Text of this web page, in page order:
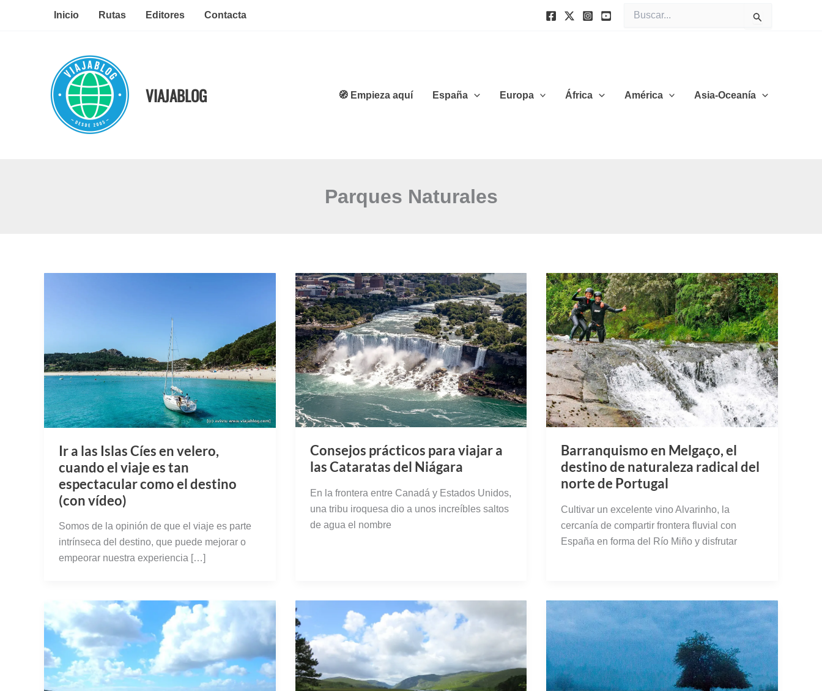
Inicio Rutas Editores Contacta
por:
VIAJABLOG 🧭 Empieza aquí España Europa África América Asia-Oceanía
Parques Naturales
Ir a las Islas Cíes en velero,
cuando el viaje es tan
espectacular como el destino
(con vídeo)
Somos de la opinión de que el viaje es parte
intrínseca del destino, que puede mejorar o
empeorar nuestra experiencia […]
Consejos prácticos para viajar a
las Cataratas del Niágara
En la frontera entre Canadá y Estados Unidos,
una tribu iroquesa dio a unos increíbles saltos
de agua el nombre
Barranquismo en Melgaço, el
destino de naturaleza radical del
norte de Portugal
Cultivar un excelente vino Alvarinho, la
cercanía de compartir frontera fluvial con
España en forma del Río Miño y disfrutar